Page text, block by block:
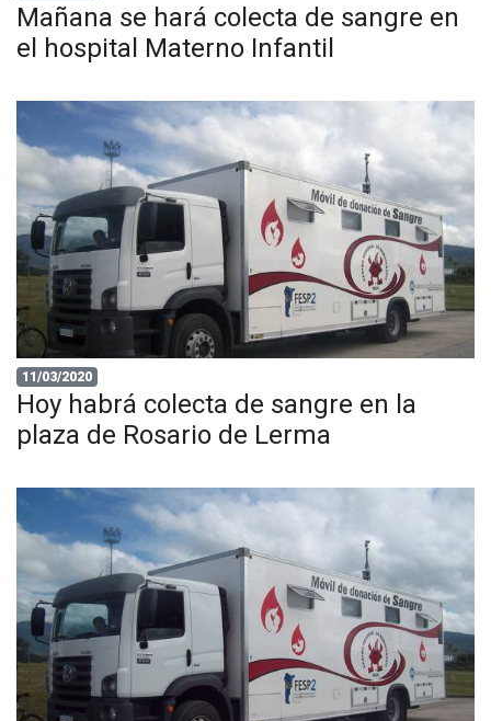
Mañana se hará colecta de sangre en
el hospital Materno Infantil
11/03/2020
Hoy habrá colecta de sangre en la
plaza de Rosario de Lerma